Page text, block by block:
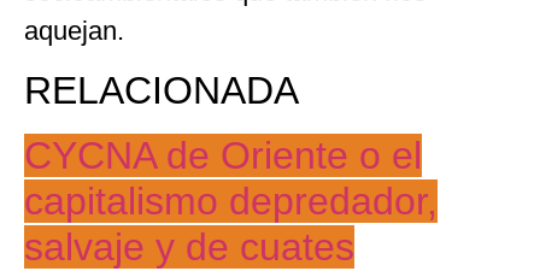
aquejan.
RELACIONADA
CYCNA de Oriente o el
capitalismo depredador,
salvaje y de cuates